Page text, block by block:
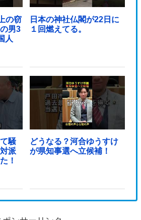
の窃
男3
#外国人
日本の神社仏閣が22日に
１回燃えてる。
騒
派
！
どうなる？河合ゆうすけ
が県知事選へ立候補！